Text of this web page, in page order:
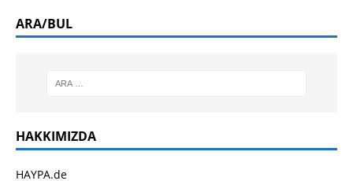
ARA/BUL
HAKKIMIZDA
HAYPA.de